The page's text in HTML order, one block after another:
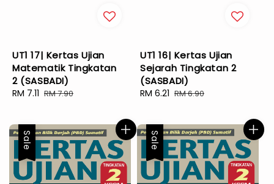
UT1 17| Kertas Ujian
Matematik Tingkatan
2 (SASBADI)
Sale
RM 7.11 Regular
RM 7.90
UT1 16| Kertas Ujian
Sejarah Tingkatan 2
(SASBADI)
Sale
RM 6.21 Regular
RM 6.90
Sale Sale